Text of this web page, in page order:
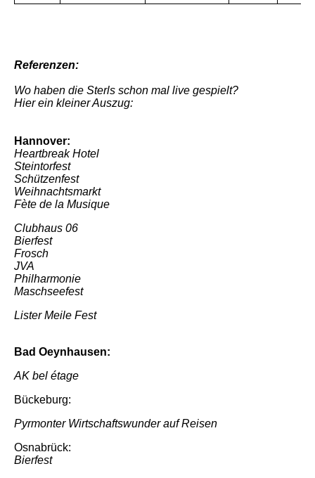
Referenzen:
Wo haben die Sterls schon mal live gespielt?
Hier ein kleiner Auszug:
Hannover:
Heartbreak Hotel
Steintorfest
Schützenfest
Weihnachtsmarkt
Fète de la Musique
Clubhaus 06
Bierfest
Frosch
JVA
Philharmonie
Maschseefest
Lister Meile Fest
Bad Oeynhausen:
AK bel étage
Bückeburg:
Pyrmonter Wirtschaftswunder auf Reisen
Osnabrück:
Bierfest